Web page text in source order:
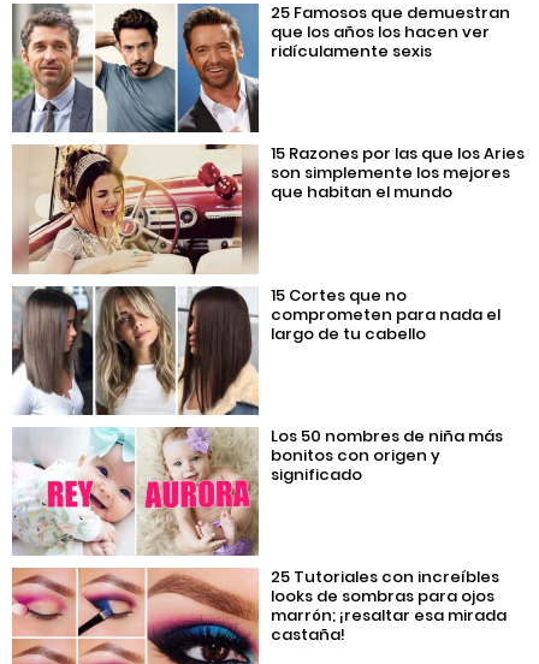
25 Famosos que demuestran
que los años los hacen ver
ridículamente sexis
15 Razones por las que los Aries
son simplemente los mejores
que habitan el mundo
15 Cortes que no
comprometen para nada el
largo de tu cabello
Los 50 nombres de niña más
bonitos con origen y
significado
25 Tutoriales con increíbles
looks de sombras para ojos
marrón; ¡resaltar esa mirada
castaña!